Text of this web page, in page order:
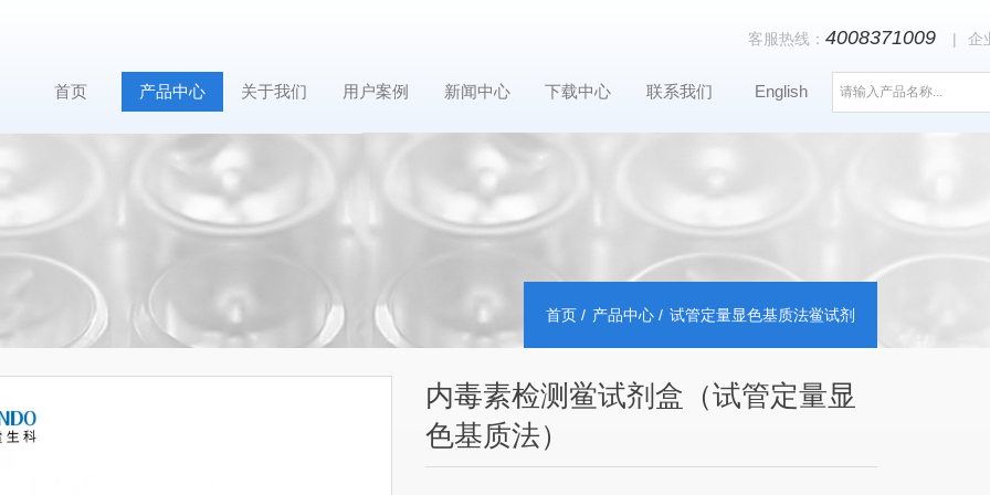
首页 产品中心 关于我们 用户案例 新闻中心 下载中心 联系我们 English
客服热线： 4008371009 | 企
首页 产品中心 试管定量显色基质法鲎试剂
内毒素检测鲎试剂盒（试管定量显
色基质法）